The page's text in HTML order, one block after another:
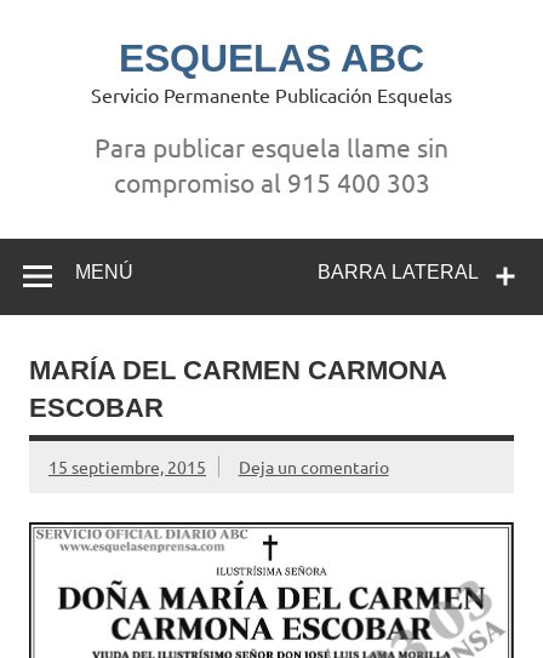
ESQUELAS ABC
Servicio Permanente Publicación Esquelas
Para publicar esquela llame sin
compromiso al 915 400 303
BARRA LATERAL
MENÚ
MARÍA DEL CARMEN CARMONA
ESCOBAR
15 septiembre, 2015 Deja un comentario